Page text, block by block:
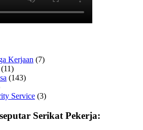
dan anggota dan sebaliknya.
pengurus dan anggota
harus terus kita selaraskan
ke 22, Semoga Allah SWT Tuhan
KARYAWAN SEJAHTERA.
Kerjaan (7)
(11)
(143)
Service (3)
Serikat Pekerja: